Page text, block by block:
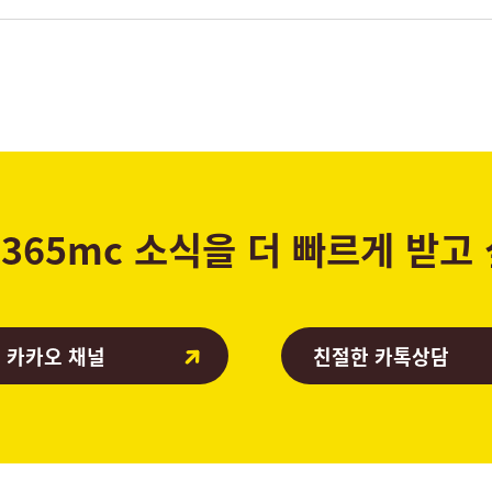
365mc 소식을 더 빠르게 받고
카오 채널 친절한 카톡상담